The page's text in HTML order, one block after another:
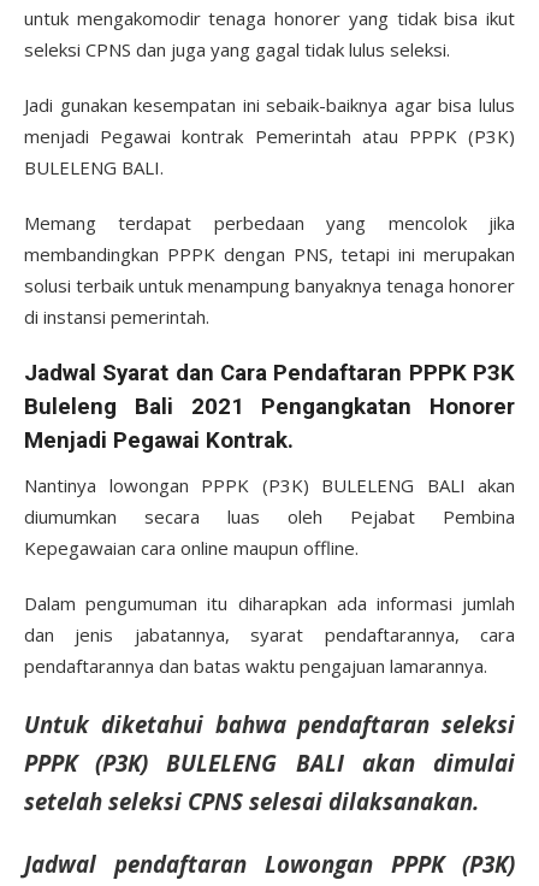
untuk mengakomodir tenaga honorer yang tidak bisa ikut
seleksi CPNS dan juga yang gagal tidak lulus seleksi.
Jadi gunakan kesempatan ini sebaik-baiknya agar bisa lulus
menjadi Pegawai kontrak Pemerintah atau PPPK (P3K)
BULELENG BALI.
Memang terdapat perbedaan yang mencolok jika
membandingkan PPPK dengan PNS, tetapi ini merupakan
solusi terbaik untuk menampung banyaknya tenaga honorer
di instansi pemerintah.
Jadwal Syarat dan Cara Pendaftaran PPPK P3K
Buleleng Bali 2021 Pengangkatan Honorer
Menjadi Pegawai Kontrak.
Nantinya lowongan PPPK (P3K) BULELENG BALI akan
diumumkan secara luas oleh Pejabat Pembina
Kepegawaian cara online maupun offline.
Dalam pengumuman itu diharapkan ada informasi jumlah
dan jenis jabatannya, syarat pendaftarannya, cara
pendaftarannya dan batas waktu pengajuan lamarannya.
Untuk diketahui bahwa pendaftaran seleksi
PPPK (P3K)
BULELENG BALI akan dimulai
setelah seleksi CPNS selesai dilaksanakan.
Jadwal pendaftaran Lowongan PPPK (P3K)